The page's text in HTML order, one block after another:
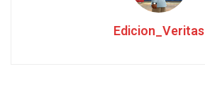
Edicion_Veritas